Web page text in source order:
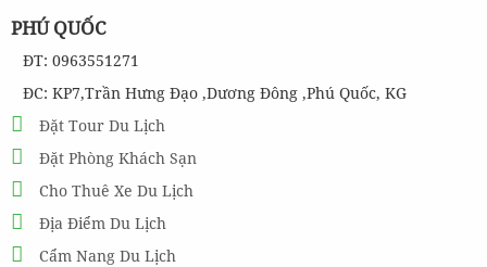
Tour Câu Mực Phú Quốc
280,000đ
Tour đang có giảm giá đến -11 %
Giá từ: 310,000
PHÚ QUỐC
ĐT: 0963551271
ĐC: KP7,Trần Hưng Đạo ,Dương Đông ,Phú Quốc, KG
Đặt Tour Du Lịch
Đặt Phòng Khách Sạn
Cho Thuê Xe Du Lịch
Địa Điểm Du Lịch
Cẩm Nang Du Lịch